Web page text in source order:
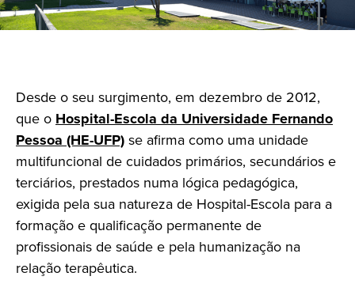
Desde o seu surgimento, em dezembro de 2012,
que o Hospital-Escola da Universidade Fernando
Pessoa (HE-UFP)se afirma como uma unidade
multifuncional de cuidados primários, secundários e
terciários, prestados numa lógica pedagógica,
exigida pela sua natureza de Hospital-Escola para a
formação e qualificação permanente de
profissionais de saúde e pela humanização na
relação terapêutica.